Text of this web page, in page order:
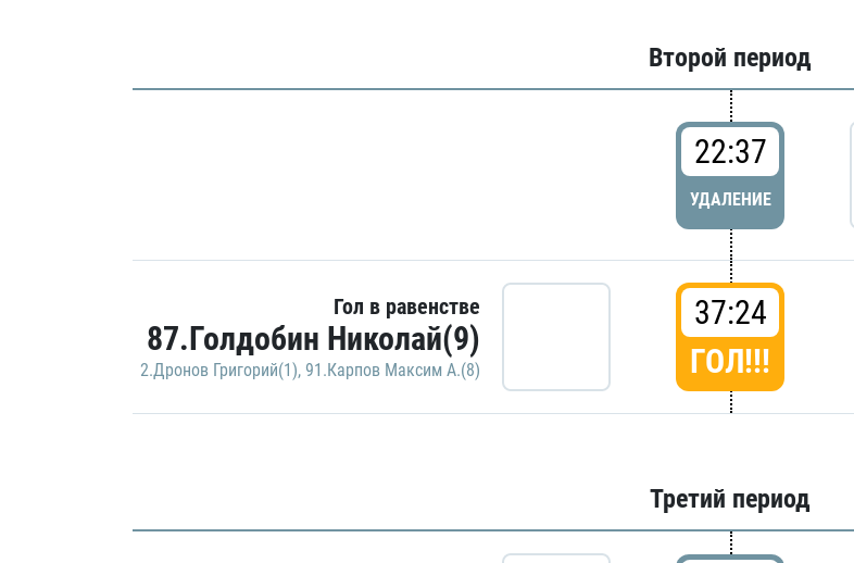
Второй период
22:37
УДАЛЕНИЕ
Гол в равенстве
87.Голдобин Николай(9)
2.Дронов Григорий(1), 91.Карпов Максим А.(8)
37:24
ГОЛ!!!
Третий период